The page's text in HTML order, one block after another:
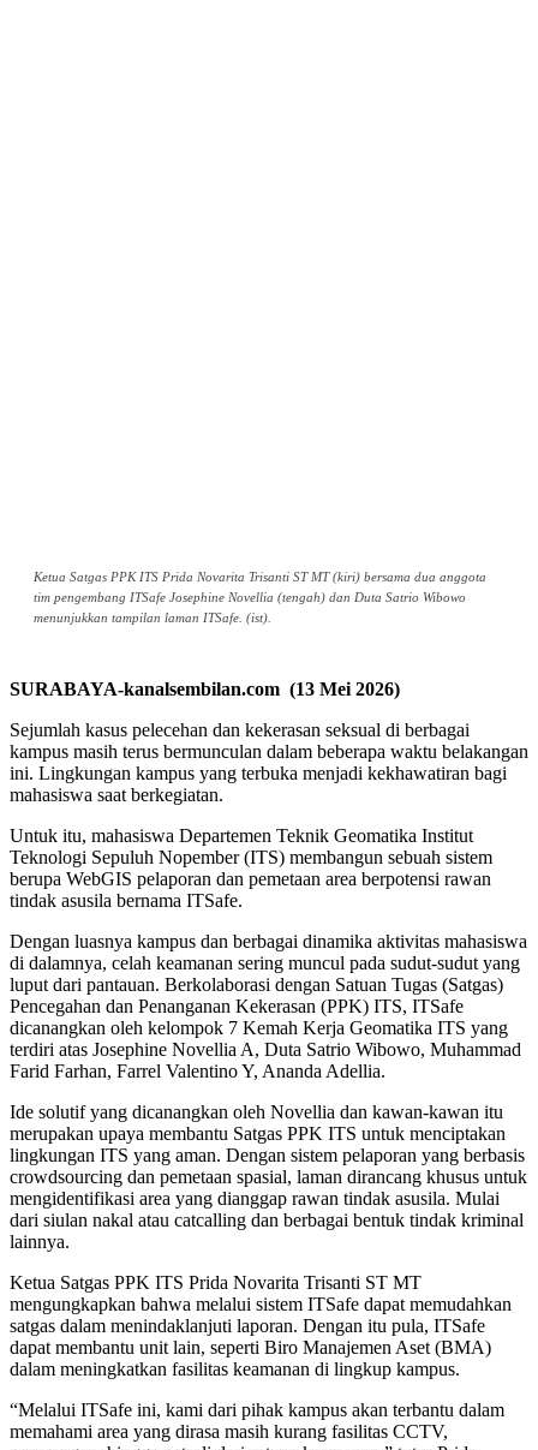
Ketua Satgas PPK ITS Prida Novarita Trisanti ST MT (kiri) bersama dua anggota
tim pengembang ITSafe Josephine Novellia (tengah) dan Duta Satrio Wibowo
menunjukkan tampilan laman ITSafe. (ist).
SURABAYA-kanalsembilan.com (13 Mei 2026)
Sejumlah kasus pelecehan dan kekerasan seksual di berbagai
kampus masih terus bermunculan dalam beberapa waktu belakangan
ini. Lingkungan kampus yang terbuka menjadi kekhawatiran bagi
mahasiswa saat berkegiatan.
Untuk itu, mahasiswa Departemen Teknik Geomatika Institut
Teknologi Sepuluh Nopember (ITS) membangun sebuah sistem
berupa WebGIS pelaporan dan pemetaan area berpotensi rawan
tindak asusila bernama ITSafe.
Dengan luasnya kampus dan berbagai dinamika aktivitas mahasiswa
di dalamnya, celah keamanan sering muncul pada sudut-sudut yang
luput dari pantauan. Berkolaborasi dengan Satuan Tugas (Satgas)
Pencegahan dan Penanganan Kekerasan (PPK) ITS, ITSafe
dicanangkan oleh kelompok 7 Kemah Kerja Geomatika ITS yang
terdiri atas Josephine Novellia A, Duta Satrio Wibowo, Muhammad
Farid Farhan, Farrel Valentino Y, Ananda Adellia.
Ide solutif yang dicanangkan oleh Novellia dan kawan-kawan itu
merupakan upaya membantu Satgas PPK ITS untuk menciptakan
lingkungan ITS yang aman. Dengan sistem pelaporan yang berbasis
crowdsourcing dan pemetaan spasial, laman dirancang khusus untuk
mengidentifikasi area yang dianggap rawan tindak asusila. Mulai
dari siulan nakal atau catcalling dan berbagai bentuk tindak kriminal
lainnya.
Ketua Satgas PPK ITS Prida Novarita Trisanti ST MT
mengungkapkan bahwa melalui sistem ITSafe dapat memudahkan
satgas dalam menindaklanjuti laporan. Dengan itu pula, ITSafe
dapat membantu unit lain, seperti Biro Manajemen Aset (BMA)
dalam meningkatkan fasilitas keamanan di lingkup kampus.
“Melalui ITSafe ini, kami dari pihak kampus akan terbantu dalam
memahami area yang dirasa masih kurang fasilitas CCTV,